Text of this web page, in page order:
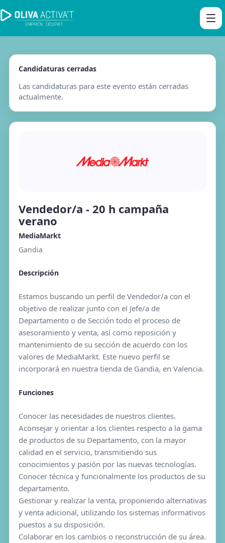
Candidaturas cerradas
Las candidaturas para este evento están cerradas
actualmente.
Vendedor/a - 20 h campaña
verano
MediaMarkt
Gandia
Descripción
Estamos buscando un perfil de Vendedor/a con el
objetivo de realizar junto con el Jefe/a de
Departamento o de Sección todo el proceso de
asesoramiento y venta, así como reposición y
mantenimiento de su sección de acuerdo con los
valores de MediaMarkt. Este nuevo perfil se
incorporará en nuestra tienda de Gandia, en Valencia.
Funciones
Conocer las necesidades de nuestros clientes.
Aconsejar y orientar a los clientes respecto a la gama
de productos de su Departamento, con la mayor
calidad en el servicio, transmitiendo sus
conocimientos y pasión por las nuevas tecnologías.
Conocer técnica y funcionalmente los productos de su
departamento.
Gestionar y realizar la venta, proponiendo alternativas
y venta adicional, utilizando los sistemas informativos
puestos a su disposición.
Colaborar en los cambios o reconstrucción de su área.